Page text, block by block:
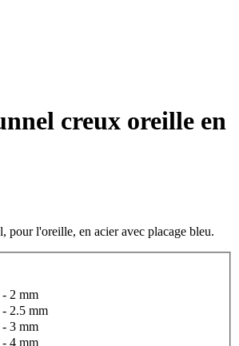
creux oreille en
pour l'oreille, en acier avec placage bleu.
- 2 mm
- 2.5 mm
- 3 mm
- 4 mm